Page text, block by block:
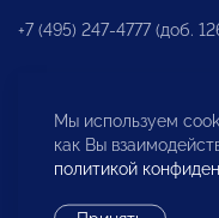
+7 (495) 247-4777 (доб.
Бюро по защите
инвесторов
Мы используем
как Вы
политикой